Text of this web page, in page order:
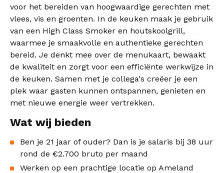
voor het bereiden van hoogwaardige gerechten met
vlees, vis en groenten. In de keuken maak je gebruik
van een High Class Smoker en houtskoolgrill,
waarmee je smaakvolle en authentieke gerechten
bereid. Je denkt mee over de menukaart, bewaakt
de kwaliteit en zorgt voor een efficiënte werkwijze in
de keuken. Samen met je collega's creëer je een
plek waar gasten kunnen ontspannen, genieten en
met nieuwe energie weer vertrekken.
Wat wij bieden
Ben je 21 jaar of ouder? Dan is je salaris bij 38 uur
rond de €2.700 bruto per maand
Werken op een prachtige locatie op Ameland